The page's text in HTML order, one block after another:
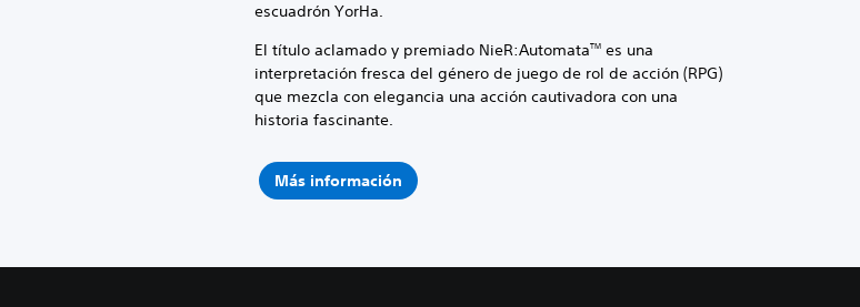
escuadrón YorHa.
El título aclamado y premiado NieR:Automata TM es una
interpretación fresca del género de juego de rol de acción (RPG)
que mezcla con elegancia una acción cautivadora con una
historia fascinante.
Más información